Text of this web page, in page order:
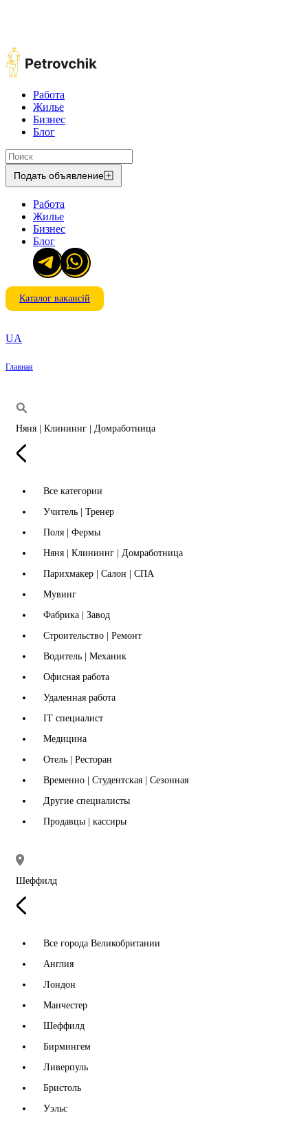
Работа
Жилье
Бизнес
Блог
Подать объявление
Работа
Жилье
Бизнес
Блог
Каталог вакансій
UA
Главная
Няня | Клининнг | Домработница
Все категории
Учитель | Тренер
Поля | Фермы
Няня | Клининнг | Домработница
Парихмакер | Салон | СПА
Мувинг
Фабрика | Завод
Строительство | Ремонт
Водитель | Механик
Офисная работа
Удаленная работа
IT специалист
Медицина
Отель | Ресторан
Временно | Студентская | Сезонная
Другие специалисты
Продавцы | кассиры
Шеффилд
Все города Великобритании
Англия
Лондон
Манчестер
Шеффилд
Бирмингем
Ливерпуль
Бристоль
Уэльс